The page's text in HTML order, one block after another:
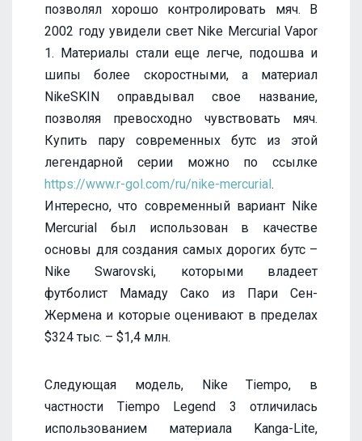
позволял хорошо контролировать мяч. В
2002 году увидели свет Nike Mercurial Vapor
1. Материалы стали еще легче, подошва и
шипы более скоростными, а материал
NikeSKIN оправдывал свое название,
позволяя превосходно чувствовать мяч.
Купить пару современных бутс из этой
легендарной серии можно по ссылке
https://www.r-gol.com/ru/nike-mercurial.
Интересно, что современный вариант Nike
Mercurial был использован в качестве
основы для создания самых дорогих бутс –
Nike Swarovski, которыми владеет
футболист Мамаду Сако из Пари Сен-
Жермена и которые оценивают в пределах
$324 тыс. – $1,4 млн.
Следующая модель, Nike Tiempo, в
частности Tiempo Legend 3 отличилась
использованием материала Kanga-Lite,